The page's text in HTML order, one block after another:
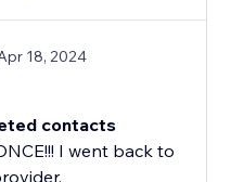
18, 2024
contacts
I went back to